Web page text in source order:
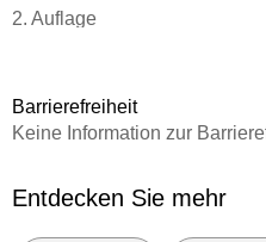
2. Auflage
Reihe
Autor/Autorin
Barrierefreiheit
Keine Information zur
Entdecken Sie mehr